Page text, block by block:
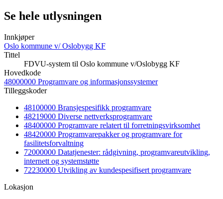
Se hele utlysningen
Innkjøper
Oslo kommune v/ Oslobygg KF
Tittel
FDVU-system til Oslo kommune v/Oslobygg KF
Hovedkode
48000000 Programvare og informasjonssystemer
Tilleggskoder
48100000 Bransjespesifikk programvare
48219000 Diverse nettverksprogramvare
48400000 Programvare relatert til forretningsvirksomhet
48420000 Programvarepakker og programvare for
fasilitetsforvaltning
72000000 Datatjenester: rådgivning, programvareutvikling,
internett og systemstøtte
72230000 Utvikling av kundespesifisert programvare
Lokasjon